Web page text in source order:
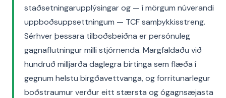
staðsetningarupplýsingar og — í mörgum núverandi
uppboðsuppsettningum — TCF samþykkisstreng.
Sérhver þessara tilboðsbeiðna er persónuleg
gagnaflutningur milli stjórnenda. Margfaldaðu við
hundruð milljarða daglegra birtinga sem flæða í
gegnum helstu birgðavettvanga, og forritunarlegur
boðstraumur verður eitt stærsta og ógagnsæjasta